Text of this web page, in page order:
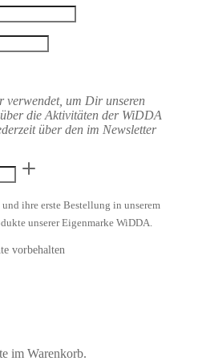
verwendet, um Dir unseren
die Aktivitäten der WiDDA
über den im Newsletter
ihre erste Bestellung in unserem
unserer Eigenmarke WiDDA.
vorbehalten
im Warenkorb.